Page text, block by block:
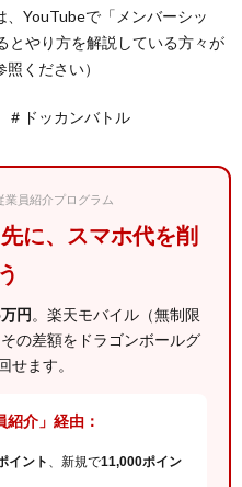
、YouTubeで「メンバーシッ
やり方を解説している方々が
ください）
ドッカンバトル
業員紹介プログラム
に、スマホ代を削
円。楽天モバイル（無制限
の差額をドラゴンボールグ
せます。
介」経由：
イント 、新規で11,000ポイン